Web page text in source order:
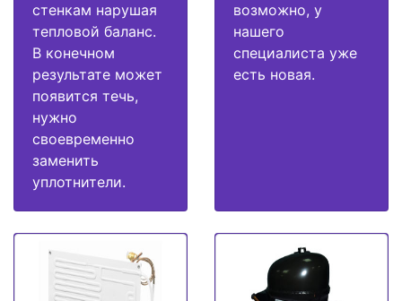
стенкам нарушая
тепловой баланс.
В конечном
результате может
появится течь,
нужно
своевременно
заменить
уплотнители.
возможно, у
нашего
специалиста уже
есть новая.